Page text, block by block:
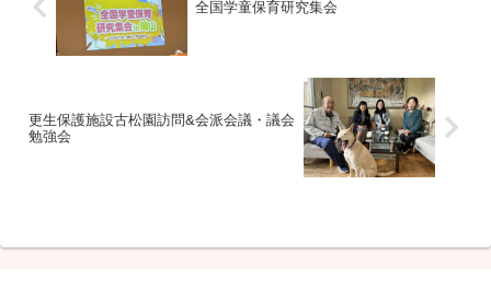
全国学童保育研究集会
更生保護施設古松園訪問&会派会議・議会
勉強会